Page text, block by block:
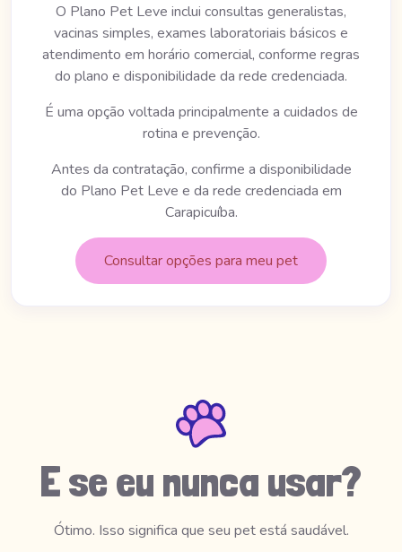
O Plano Pet Leve inclui consultas generalistas,
vacinas simples, exames laboratoriais básicos e
atendimento em horário comercial, conforme regras
do plano e disponibilidade da rede credenciada.
É uma opção voltada principalmente a cuidados de
rotina e prevenção.
Antes da contratação, confirme a disponibilidade
do Plano Pet Leve e da rede credenciada em
Carapicuíba.
Consultar opções para meu pet
E se eu nunca usar?
Ótimo. Isso significa que seu pet está saudável.